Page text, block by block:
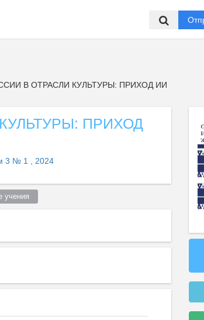
В ОТРАСЛИ КУЛЬТУРЫ: ПРИХОД ИИ
ПРИХОД
3 № 1 , 2024
учения